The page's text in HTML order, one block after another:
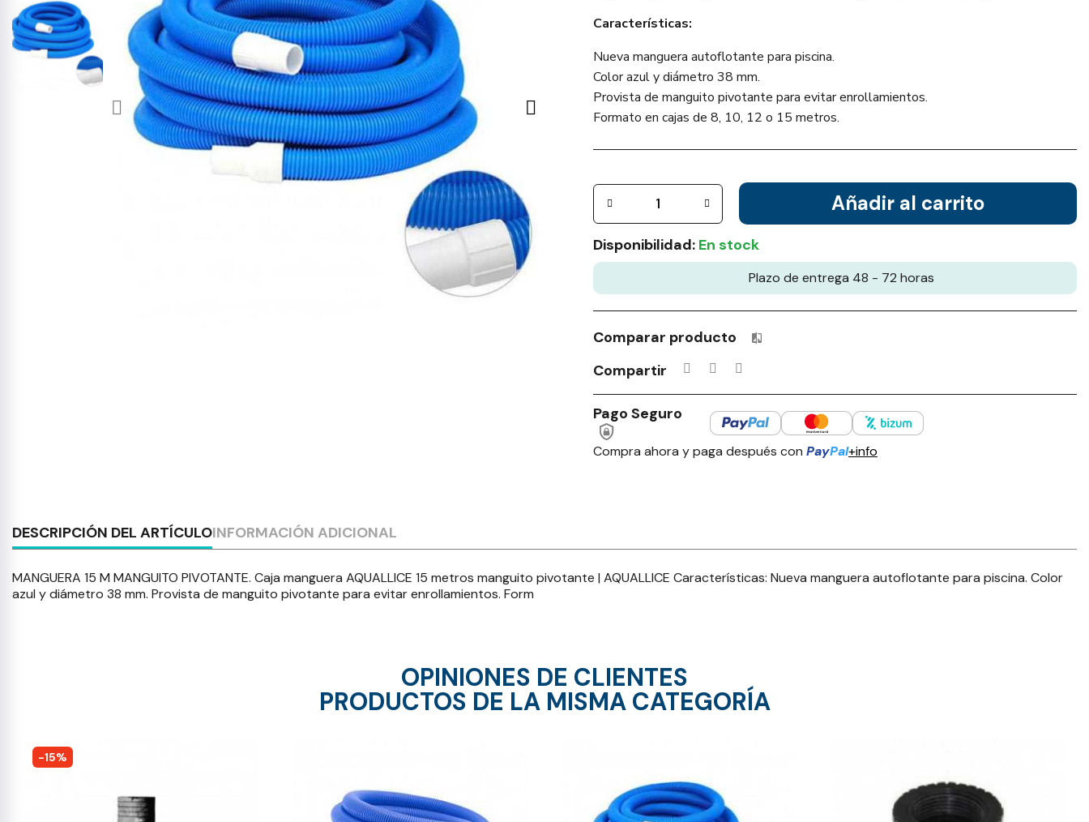
Características:
Nueva manguera autoflotante para piscina.
Color azul y diámetro 38 mm.
Provista de manguito pivotante para evitar enrollamientos.
Formato en cajas de 8, 10, 12 o 15 metros.
Añadir al carrito
Disponibilidad: En stock
Plazo de entrega 48 - 72 horas
Comparar producto Productos incluidos en tu lista de comparación: 0 / 4
Compartir
Pago Seguro
Compra ahora y paga después con PayPal+info
DESCRIPCIÓN DEL ARTÍCULOINFORMACIÓN ADICIONAL
MANGUERA 15 M MANGUITO PIVOTANTE. Caja manguera AQUALLICE 15 metros manguito pivotante | AQUALLICE Características: Nueva manguera autoflotante para piscina. Color
azul y diámetro 38 mm. Provista de manguito pivotante para evitar enrollamientos. Form
OPINIONES DE CLIENTES
PRODUCTOS DE LA MISMA CATEGORÍA
-15%